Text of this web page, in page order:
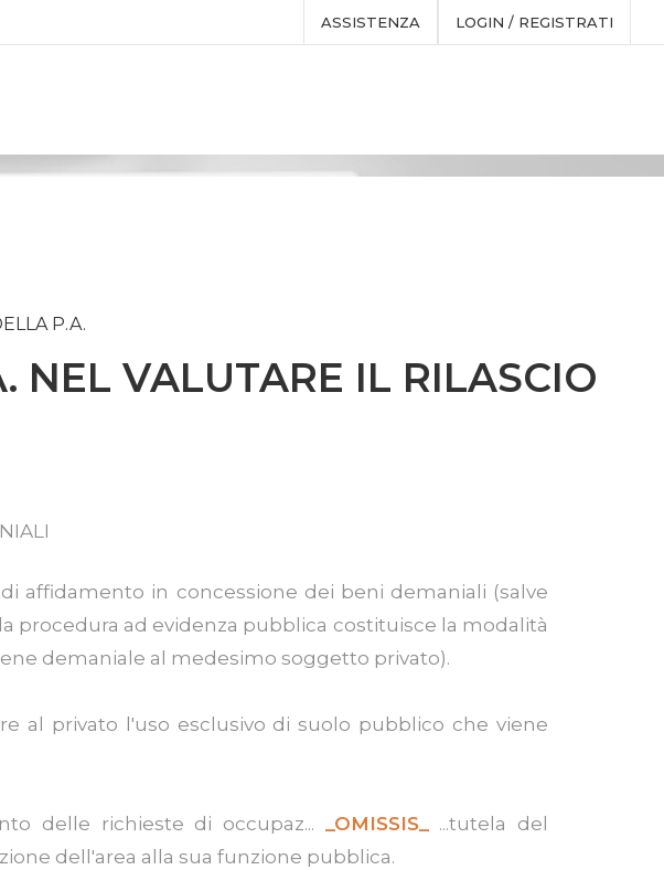
ASSISTENZA LOGIN / REGISTRATI
P.A.
NEL VALUTARE IL RILASCIO
affidamento in concessione dei beni demaniali (salve
procedura ad evidenza pubblica costituisce la modalità
demaniale al medesimo soggetto privato).
al privato l'uso esclusivo di suolo pubblico che viene
delle richieste di occupaz... _OMISSIS_
...tutela del
dell'area alla sua funzione pubblica.